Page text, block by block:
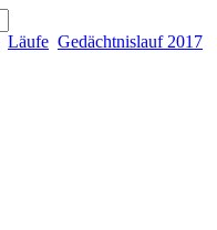
Läufe Gedächtnislauf 2017